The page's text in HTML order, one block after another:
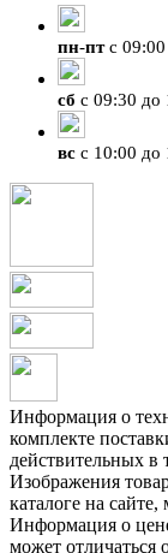
пн-птс 09:00
сб с 09:30 до
вс с 10:00 до
Информация о
комплекте
действительных в
Изображения
каталоге на
Информация о цене
может отличаться